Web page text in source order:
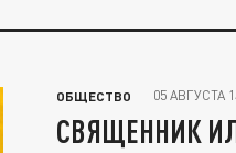
ОБЩЕСТВО 05 АВГУСТА
СВЯЩЕННИК